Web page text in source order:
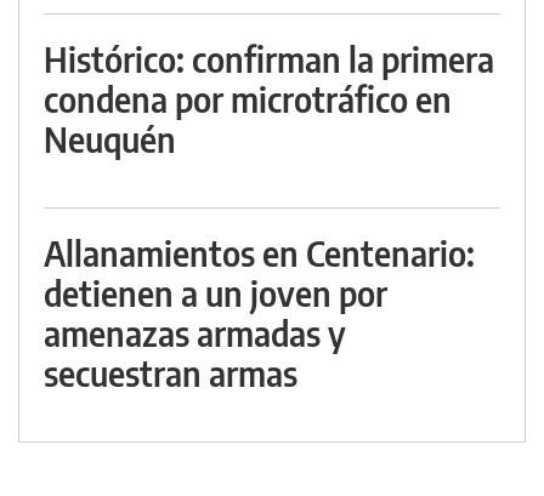
Histórico: confirman la primera
condena por microtráfico en
Neuquén
Allanamientos en Centenario:
detienen a un joven por
amenazas armadas y
secuestran armas